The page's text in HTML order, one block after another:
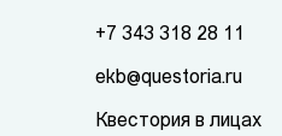
+7 343 318 28 11
ekb@questoria.ru
Квестория в лицах